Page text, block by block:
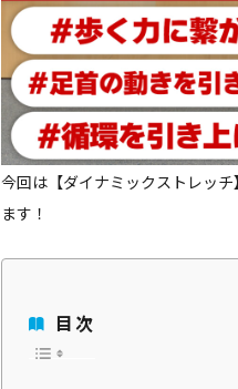
今回は【ダイナミックストレッ
ます！
目次